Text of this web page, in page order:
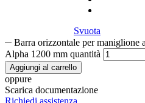
Svuota
Barra orizzontale per
Alpha 1200 mm quantità
Aggiungi al carrello
oppure
Scarica documentazione